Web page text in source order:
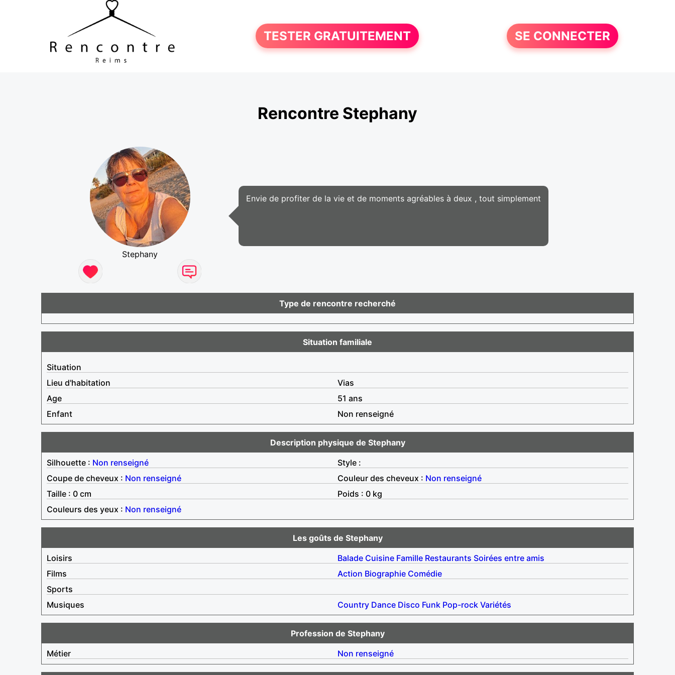
TESTER GRATUITEMENT SE CONNECTER
Rencontre Stephany
Stephany
Envie de profiter de la vie et de moments agréables à deux , tout simplement
Type de rencontre recherché
Situation familiale
Situation
Lieu d'habitation
Vias
Age
51 ans
Enfant
Non renseigné
Description physique de Stephany
Silhouette : Non renseigné
Style :
Coupe de cheveux : Non renseigné Couleur des cheveux : Non renseigné
Taille : 0 cm
Poids : 0 kg
Couleurs des yeux : Non renseigné
Les goûts de Stephany
Loisirs
Balade Cuisine Famille Restaurants Soirées entre amis
Films
Action Biographie Comédie
Sports
Musiques
Country Dance Disco Funk Pop-rock Variétés
Profession de Stephany
Métier
Non renseigné